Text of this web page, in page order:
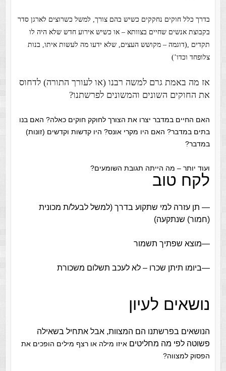
בדרך כלל חוקים נחקקים כשיש בהם צורך, למשל כשרוצים לארגן סדר
בקבוצת אנשים שחיים בצוותא – או כשיש אירוע חדש שלא היה לו
תקדים ,(דוגמה – מקושש העצים, שלא ידעו מה לעשות איתו, בנות
צלופחד וכדו’)
אז מה באמת גרם למשה רבנו (או לעורך התורה) לדחוס
את החוקים השונים והמשונים לפרשתנו?
האם החיים במדבר יצרו את הצורך לחוקק חוקים כאלה? האם בנו
בתים במדבר? האם היו מקרי אונס? היו קדשות וקדשים (זונות)
במדבר?
ועוד יותר – מה הייתה תגובת השומעים?
לקח טוב
— תן עזרה למי שתקוע בדרך (למשל לבעל/ת מכונית
(חמור) שנתקעה)
—מוצא שפתיך תשמור
—ביומו תיתן שכרו – לא לעכב תשלום משכורת
נושאים לעיון
הנושאים בפרשתנו הם המצוות, אבל אתחיל בשאילה
פשוטה לפי מה מחליטים איזו מילה או רצף מילים הופכים את
הפסוק למצווה?